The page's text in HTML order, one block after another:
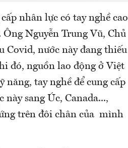
nhân lực có tay nghề cao
Nguyễn Trung Vũ, Chủ
Covid, nước này đang thiếu
đó, nguồn lao động ở Việt
tay nghề để cung cấp
sang Úc, Canada...,
trên đôi chân của mình